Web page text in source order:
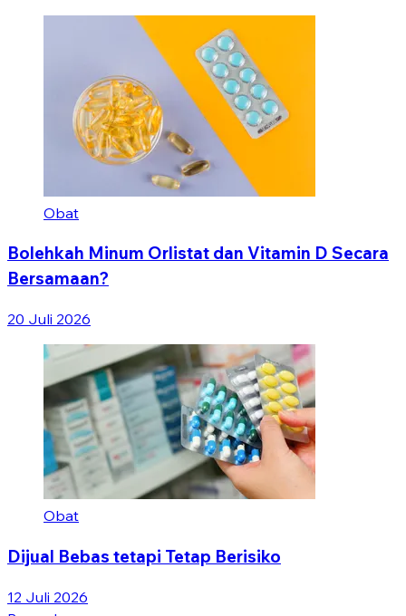
Obat
Bolehkah Minum Orlistat dan Vitamin D Secara
Bersamaan?
20 Juli 2026
Obat
Dijual Bebas tetapi Tetap Berisiko
12 Juli 2026